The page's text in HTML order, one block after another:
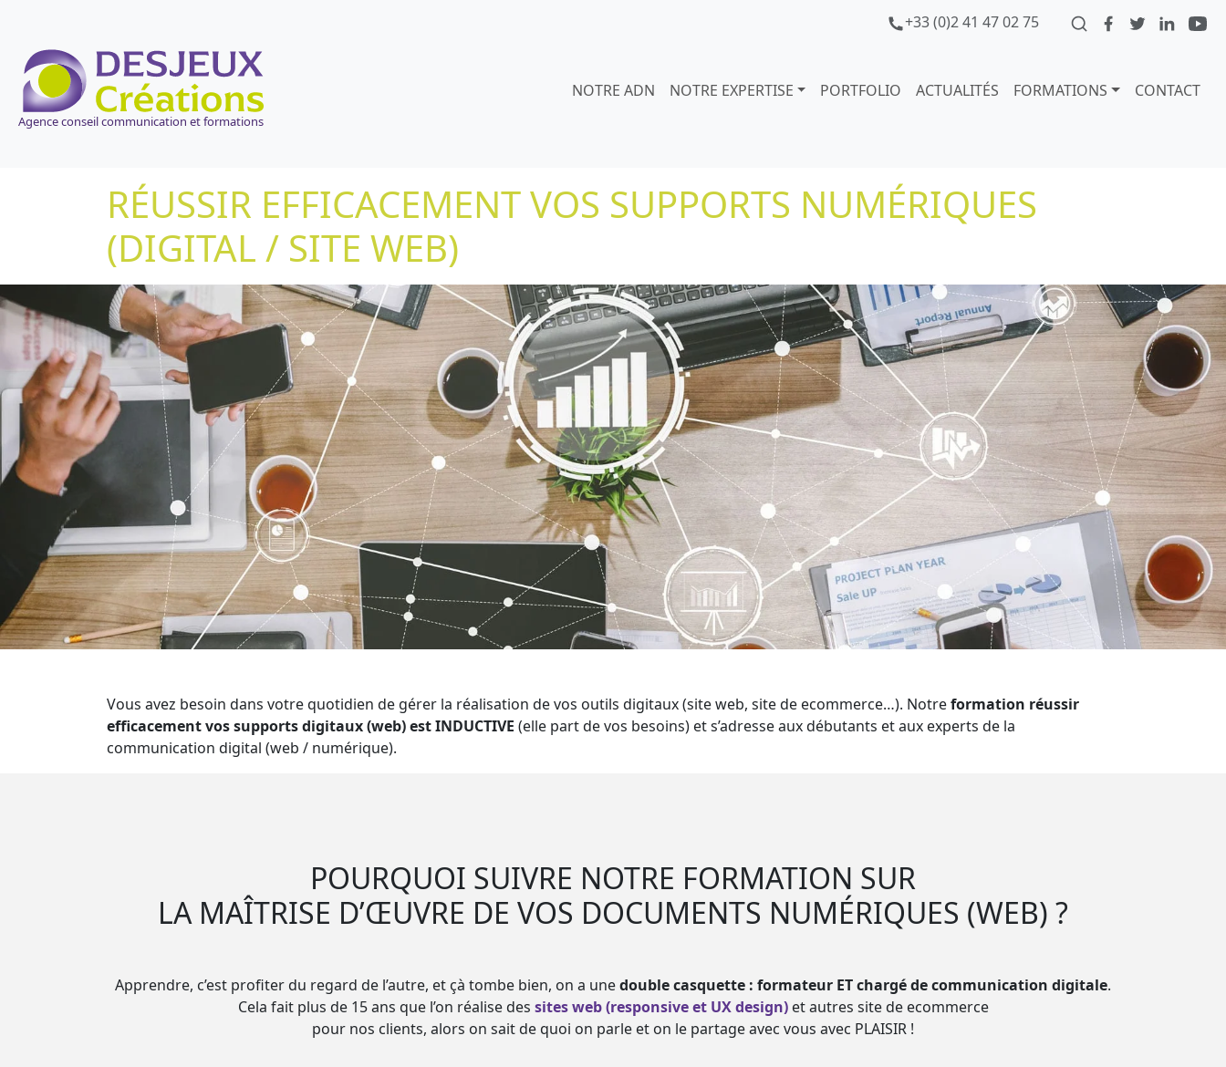
+33 (0)2 41 47 02 75
Agence conseil communication et formations
NOTRE ADN NOTRE EXPERTISE PORTFOLIO ACTUALITÉS FORMATIONS CONTACT
RÉUSSIR EFFICACEMENT VOS SUPPORTS NUMÉRIQUES
(DIGITAL / SITE WEB)
Vous avez besoin dans votre quotidien de gérer la réalisation de vos outils digitaux (site web, site de ecommerce…). Notreformation réussir
efficacement vos supports digitaux (web) est INDUCTIVE (elle part de vos besoins) et s’adresse aux débutants et aux experts de la
communication digital (web / numérique).
POURQUOI SUIVRE NOTRE FORMATION SUR
LA MAÎTRISE D’ŒUVRE DE VOS DOCUMENTS NUMÉRIQUES (WEB) ?
Apprendre, c’est profiter du regard de l’autre, et çà tombe bien, on a unedouble casquette : formateur ET chargé de communication digitale.
Cela fait plus de 15 ans que l’on réalise des sites web (responsive et UX design)et autres site de ecommerce
pour nos clients, alors on sait de quoi on parle et on le partage avec vous avec PLAISIR !